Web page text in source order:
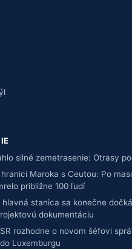
silné zemetrasenie: Otrasy
Maroka s Ceutou: Po
približne 100 ľudí
hlavná stanica sa konečne
dokumentáciu
rozhodne o novom šéfovi
Luxemburgu